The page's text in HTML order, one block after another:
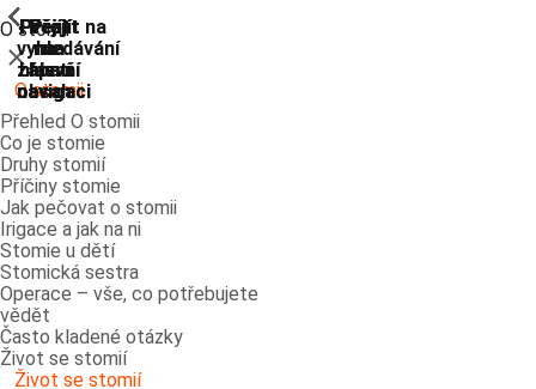
Přejít na
vyhledávání
Přejít
na
hlavní
navigaci
Přejít
na
hlavní
navigaci
Přejít
na
hlavní
obsah
Přejít
na
zápatí
O stomii
ShowPrevious
Zavřít
O stomii
Přehled O stomii
Co je stomie
Druhy stomií
Příčiny stomie
Jak pečovat o stomii
Irigace a jak na ni
Stomie u dětí
Stomická sestra
Operace – vše, co potřebujete
vědět
Často kladené otázky
Život se stomií
ShowPrevious
Život se stomií
ShowPrevious
ShowPrevious
ShowPrevious
ShowPrevious
ShowPrevious
ShowPrevious